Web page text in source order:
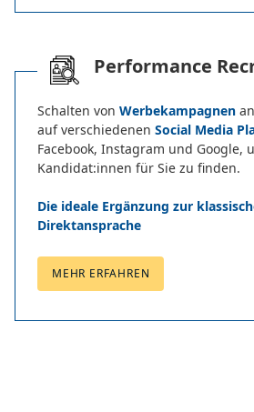
Performance
Schalten von Werbekampagnen
auf verschiedenen Social Media
Facebook, Instagram und Google,
Kandidat:innen für Sie zu finden.
Die ideale Ergänzung zur
Direktansprache
MEHR ERFAHREN